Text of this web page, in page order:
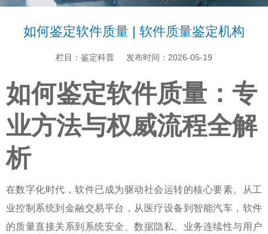
如何鉴定软件质量 | 软件质量鉴定机构
栏目：鉴定科普 发布时间：2026-05-19
如何鉴定软件质量：专
业方法与权威流程全解
析
在数字化时代，软件已成为驱动社会运转的核心要素。从工
业控制系统到金融交易平台，从医疗设备到智能汽车，软件
的质量直接关系到系统安全、数据隐私、业务连续性与用户